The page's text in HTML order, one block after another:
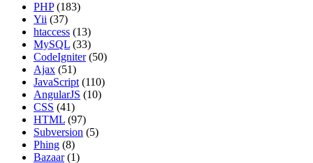
PHP(183)
Yii (37)
htaccess (13)
MySQL (33)
CodeIgniter(50)
Ajax (51)
JavaScript (110)
AngularJS (10)
CSS (41)
HTML (97)
Subversion (5)
Phing (8)
Bazaar(1)